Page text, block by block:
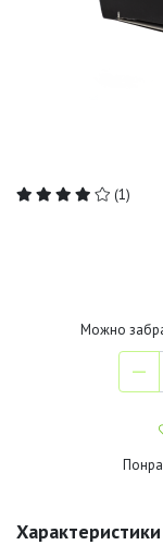
(1)
Можно
Характеристики